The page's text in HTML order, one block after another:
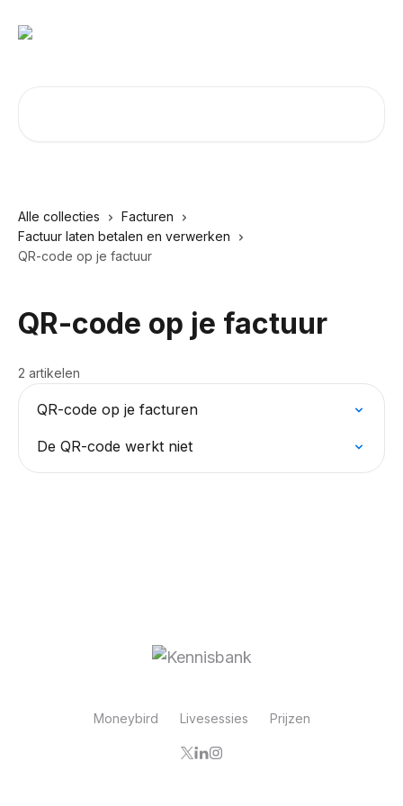
Alle collecties
Facturen
Factuur laten betalen en verwerken
QR-code op je factuur
QR-code op je factuur
2 artikelen
QR-code op je facturen
De QR-code werkt niet
Moneybird Livesessies Prijzen